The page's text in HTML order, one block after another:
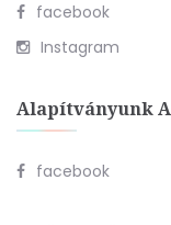
facebook
Instagram
Alapítványunk
facebook